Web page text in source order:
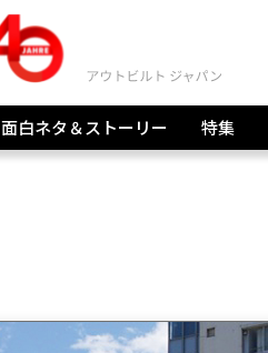
面白ネタ＆ストーリー 特集